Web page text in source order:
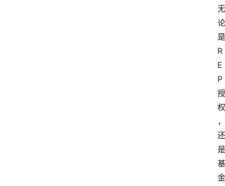
无
论
是
R
E
P
授
权
，
还
是
基
金